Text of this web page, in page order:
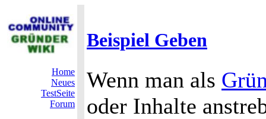
Beispiel Geben
Home
Neues
TestSeite
Forum
Wenn man als
oder Inhalte